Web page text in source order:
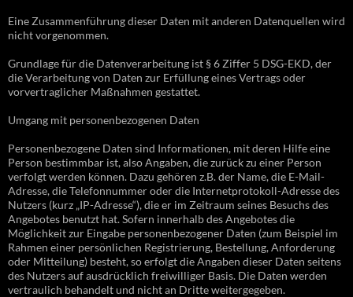
Eine Zusammenführung dieser Daten mit anderen Datenquellen wird
nicht vorgenommen.
Grundlage für die Datenverarbeitung ist § 6 Ziffer 5 DSG-EKD, der
die Verarbeitung von Daten zur Erfüllung eines Vertrags oder
vorvertraglicher Maßnahmen gestattet.
Umgang mit personenbezogenen Daten
Personenbezogene Daten sind Informationen, mit deren Hilfe eine
Person bestimmbar ist, also Angaben, die zurück zu einer Person
verfolgt werden können. Dazu gehören z.B. der Name, die E-Mail-
Adresse, die Telefonnummer oder die Internetprotokoll-Adresse des
Nutzers (kurz „IP-Adresse“), die er im Zeitraum seines Besuchs des
Angebotes benutzt hat. Sofern innerhalb des Angebotes die
Möglichkeit zur Eingabe personenbezogener Daten (zum Beispiel im
Rahmen einer persönlichen Registrierung, Bestellung, Anforderung
oder Mitteilung) besteht, so erfolgt die Angaben dieser Daten seitens
des Nutzers auf ausdrücklich freiwilliger Basis. Die Daten werden
vertraulich behandelt und nicht an Dritte weitergegeben.